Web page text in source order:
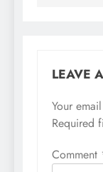
LEAVE
Your
Required
Comment